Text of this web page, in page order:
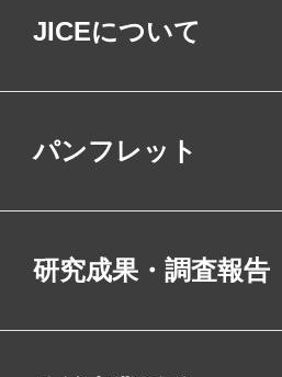
JICEについて
パンフレット
研究成果・調査報告